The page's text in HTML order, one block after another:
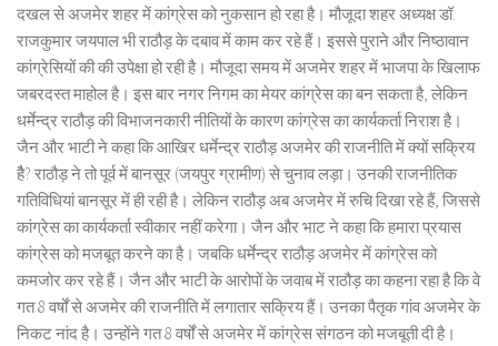
दखल से अजमेर शहर में कांग्रेस को नुकसान हो रहा है। मौजूदा शहर अध्यक्ष डॉ.
राजकुमार जयपाल भी राठौड़ के दबाव में काम कर रहे हैं। इससे पुराने और निष्ठावान
कांग्रेसियों की की उपेक्षा हो रही है। मौजूदा समय में अजमेर शहर में भाजपा के खिलाफ
जबरदस्त माहोल है। इस बार नगर निगम का मेयर कांग्रेस का बन सकता है, लेकिन
धर्मेन्द्र राठौड़ की विभाजनकारी नीतियों के कारण कांग्रेस का कार्यकर्ता निराश है।
जैन और भाटी ने कहा कि आखिर धर्मेन्द्र राठौड़ अजमेर की राजनीति में क्यों सक्रिय
हैै? राठौड़ ने तो पूर्व में बानसूर (जयपुर ग्रामीण) से चुनाव लड़ा। उनकी राजनीतिक
गतिविधियां बानसूर में ही रही है। लेकिन राठौड़ अब अजमेर में रुचि दिखा रहे हैं, जिससे
कांग्रेस का कार्यकर्ता स्वीकार नहीं करेगा। जैन और भाट ने कहा कि हमारा प्रयास
कांग्रेस को मजबूत करने का है। जबकि धर्मेन्द्र राठौड़ अजमेर में कांग्रेस को
कमजोर कर रहे हैं। जैन और भाटी के आरोपों के जवाब में राठौड़ का कहना रहा है कि वे
गत 8 वर्षों से अजमेर की राजनीति में लगातार सक्रिय हैं। उनका पैतृक गांव अजमेर के
निकट नांद है। उन्होंने गत 8 वर्षों से अजमेर में कांग्रेस संगठन को मजबूती दी है।